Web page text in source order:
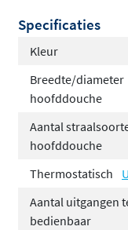
Stel de set volledig
Keuze uit 6
uw interieur
Keuze uit 3
Specificaties
Kleur
Breedte/diameter
hoofddouche
Aantal
hoofddouche
Thermostatisch
Aantal uitgangen
bedienbaar